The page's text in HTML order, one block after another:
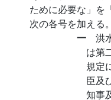
ために必要な」を
次の各号を加える。
一 洪
は第
規定
臣及
知事